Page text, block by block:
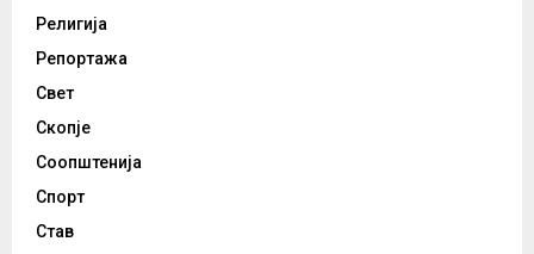
Религија
Репортажа
Свет
Скопје
Соопштенија
Спорт
Став